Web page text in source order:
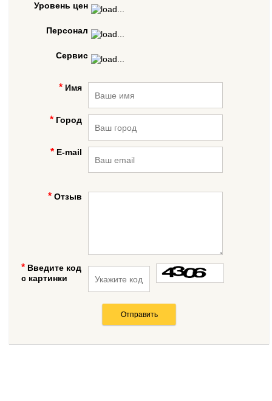
Уровень цен
Персонал
Сервис
Имя
Город
E-mail
Отзыв
Введите код
с картинки